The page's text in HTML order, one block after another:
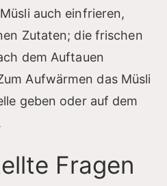
auch einfrieren,
Zutaten; die frischen
dem Auftauen
Aufwärmen das Müsli
geben oder auf dem
Fragen